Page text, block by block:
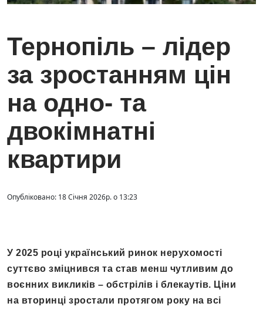
Тернопіль – лідер
за зростанням цін
на одно- та
двокімнатні
квартири
Опубліковано: 18 Січня 2026р. о 13:23
У 2025 році український ринок нерухомості
суттєво зміцнився та став менш чутливим до
воєнних викликів – обстрілів і блекаутів. Ціни
на вторинці зростали протягом року на всі